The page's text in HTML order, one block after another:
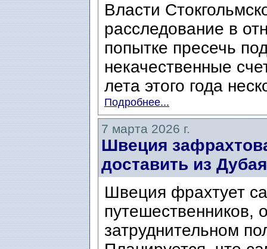
Власти
расследование в
попытке пресечь
некачественные
лета этого года
Подробнее...
7 марта 2026 г.
Швеция
доставить из
Швеция фрахтует
путешественников,
затруднительном